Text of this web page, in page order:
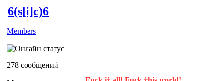
6(s[i]c)6
Members
278 сообщений